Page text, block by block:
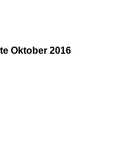
Oktober 2016